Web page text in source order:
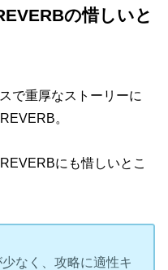
の惜しいと
で重厚なストーリーに
。
にも惜しいとこ
なく、攻略に適性キ